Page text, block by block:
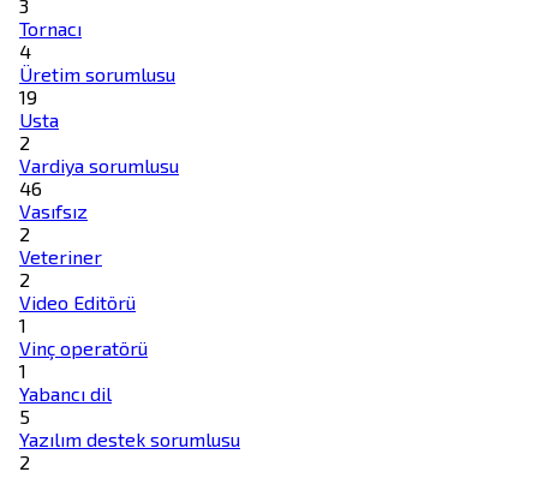
3
Tornacı
4
Üretim sorumlusu
19
Usta
2
Vardiya sorumlusu
46
Vasıfsız
2
Veteriner
2
Video Editörü
1
Vinç operatörü
1
Yabancı dil
5
Yazılım destek sorumlusu
2